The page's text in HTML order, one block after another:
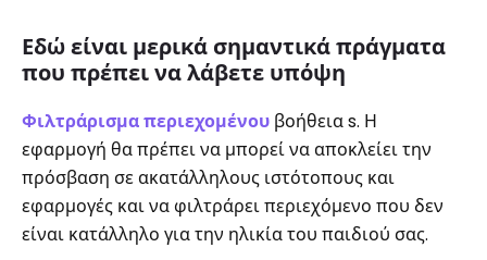
Εδώ είναι μερικά σημαντικά πράγματα
που πρέπει να λάβετε υπόψη
Φιλτράρισμα περιεχομένου βοήθεια s. Η
εφαρμογή θα πρέπει να μπορεί να αποκλείει την
πρόσβαση σε ακατάλληλους ιστότοπους και
εφαρμογές και να φιλτράρει περιεχόμενο που δεν
είναι κατάλληλο για την ηλικία του παιδιού σας.